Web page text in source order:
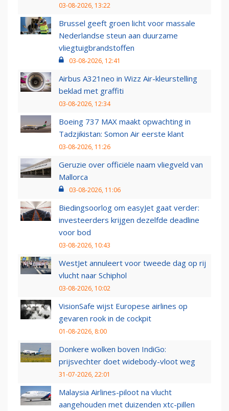
03-08-2026, 13:22
Brussel geeft groen licht voor massale
Nederlandse steun aan duurzame
vliegtuigbrandstoffen
03-08-2026, 12:41
Airbus A321neo in Wizz Air-kleurstelling
beklad met graffiti
03-08-2026, 12:34
Boeing 737 MAX maakt opwachting in
Tadzjikistan: Somon Air eerste klant
03-08-2026, 11:26
Geruzie over officiële naam vliegveld van
Mallorca
03-08-2026, 11:06
Biedingsoorlog om easyJet gaat verder:
investeerders krijgen dezelfde deadline
voor bod
03-08-2026, 10:43
WestJet annuleert voor tweede dag op rij
vlucht naar Schiphol
03-08-2026, 10:02
VisionSafe wijst Europese airlines op
gevaren rook in de cockpit
01-08-2026, 8:00
Donkere wolken boven IndiGo:
prijsvechter doet widebody-vloot weg
31-07-2026, 22:01
Malaysia Airlines-piloot na vlucht
aangehouden met duizenden xtc-pillen